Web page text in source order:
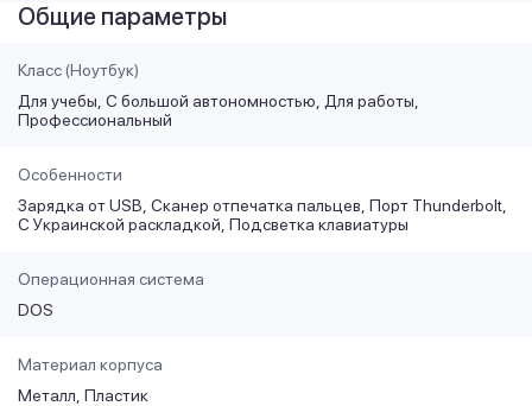
Общие параметры
Класс (Ноутбук)
Для учебы С большой автономностью
Для работы
Профессиональный
Особенности
Зарядка от USB Сканер отпечатка пальцев Порт Thunderbolt
С Украинской раскладкой Подсветка клавиатуры
Операционная система
DOS
Материал корпуса
Металл Пластик